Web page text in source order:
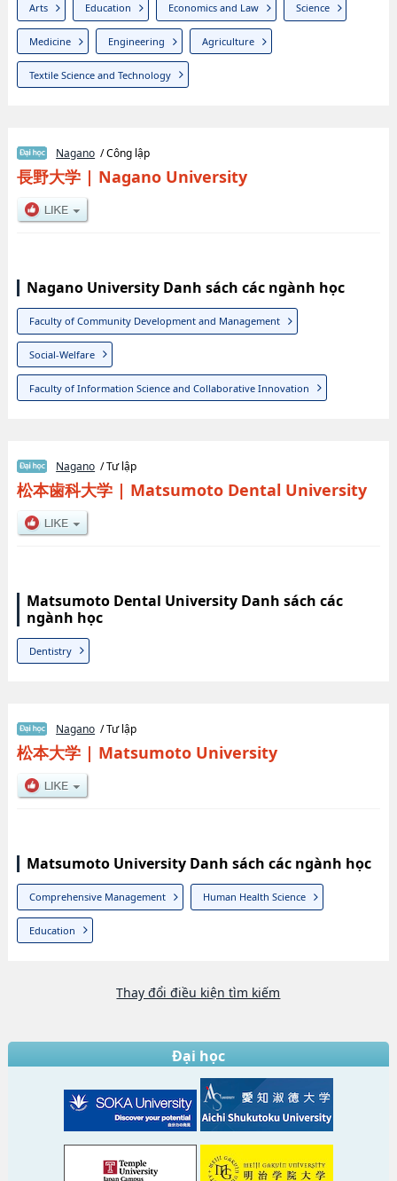
Arts Education Economics and Law Science
Medicine Engineering Agriculture
Textile Science and Technology
Nagano / Công lập
長野大学| Nagano University
Nagano University Danh sách các ngành học
Faculty of Community Development and Management
Social-Welfare
Faculty of Information Science and Collaborative Innovation
Nagano / Tư lập
松本歯科大学| Matsumoto Dental University
Matsumoto Dental University Danh sách các
ngành học
Dentistry
Nagano / Tư lập
松本大学| Matsumoto University
Matsumoto University Danh sách các ngành học
Comprehensive Management Human Health Science
Education
Thay đổi điều kiện tìm kiếm
Đại học